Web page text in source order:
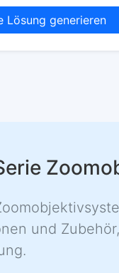
Lösung generieren
und